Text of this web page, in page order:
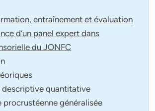
entraînement et évaluation
d’un panel expert dans
du JONFC
descriptive quantitative
procrustéenne généralisée